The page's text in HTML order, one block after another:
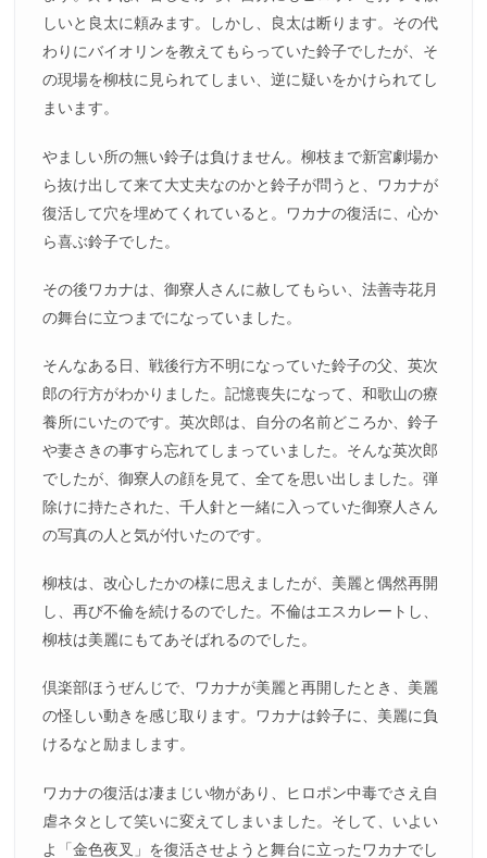
しいと良太に頼みます。しかし、良太は断ります。その代
わりにバイオリンを教えてもらっていた鈴子でしたが、そ
の現場を柳枝に見られてしまい、逆に疑いをかけられてし
まいます。
やましい所の無い鈴子は負けません。柳枝まで新宮劇場か
ら抜け出して来て大丈夫なのかと鈴子が問うと、ワカナが
復活して穴を埋めてくれていると。ワカナの復活に、心か
ら喜ぶ鈴子でした。
その後ワカナは、御寮人さんに赦してもらい、法善寺花月
の舞台に立つまでになっていました。
そんなある日、戦後行方不明になっていた鈴子の父、英次
郎の行方がわかりました。記憶喪失になって、和歌山の療
養所にいたのです。英次郎は、自分の名前どころか、鈴子
や妻さきの事すら忘れてしまっていました。そんな英次郎
でしたが、御寮人の顔を見て、全てを思い出しました。弾
除けに持たされた、千人針と一緒に入っていた御寮人さん
の写真の人と気が付いたのです。
柳枝は、改心したかの様に思えましたが、美麗と偶然再開
し、再び不倫を続けるのでした。不倫はエスカレートし、
柳枝は美麗にもてあそばれるのでした。
倶楽部ほうぜんじで、ワカナが美麗と再開したとき、美麗
の怪しい動きを感じ取ります。ワカナは鈴子に、美麗に負
けるなと励まします。
ワカナの復活は凄まじい物があり、ヒロポン中毒でさえ自
虐ネタとして笑いに変えてしまいました。そして、いよい
よ「金色夜叉」を復活させようと舞台に立ったワカナでし